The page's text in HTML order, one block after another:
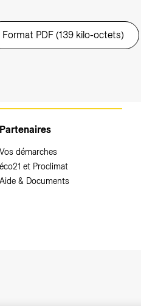
Format PDF (139 kilo-octets)
Partenaires
Vos démarches
éco21 et Proclimat
Aide & Documents